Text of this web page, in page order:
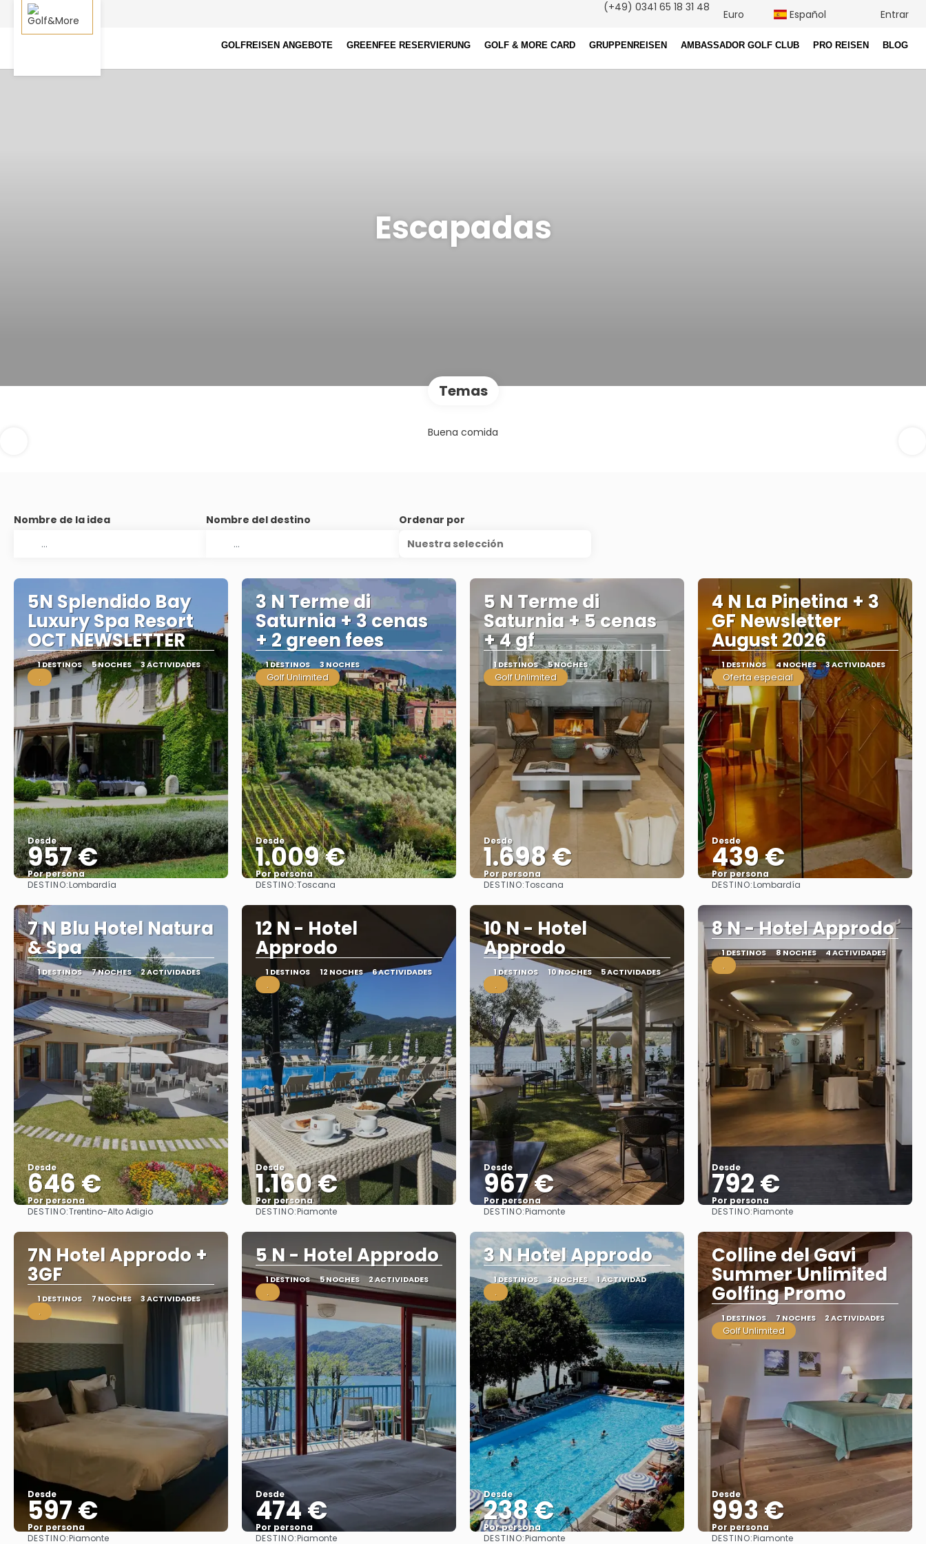
GOLFREISEN ANGEBOTE GREENFEE RESERVIERUNG GOLF & MORE CARD GRUPPENREISEN AMBASSADOR GOLF CLUB PRO REISEN BLOG
(+49) 0341 65 18 31 48
Euro Español Entrar
Escapadas
Temas
Buena comida
Nombre de la idea Nombre del destino
Ordenar por
Nuestra selección
5N Splendido Bay
Luxury Spa Resort
OCT NEWSLETTER
1 DESTINOS 5 NOCHES 3 ACTIVIDADES
.
Desde
957 €
Por persona
Ver
DESTINO:Lombardía
3 N Terme di
Saturnia + 3 cenas
+ 2 green fees
1 DESTINOS 3 NOCHES
Golf Unlimited
Desde
1.009 €
Por persona
DESTINO:Toscana
5 N Terme di
Saturnia + 5 cenas
+ 4 gf
1 DESTINOS 5 NOCHES
Golf Unlimited
Desde
1.698 €
Por persona
DESTINO:Toscana
4 N La Pinetina + 3
GF Newsletter
August 2026
1 DESTINOS 4 NOCHES 3 ACTIVIDADES
Oferta especial
Desde
439 €
Por persona
Ver
DESTINO:Lombardía
7 N Blu Hotel Natura
& Spa
1 DESTINOS 7 NOCHES 2 ACTIVIDADES
Desde
646 €
Por persona
Ver
DESTINO:Trentino-Alto Adigio
12 N - Hotel
Approdo
1 DESTINOS 12 NOCHES 6 ACTIVIDADES
.
Desde
1.160 €
Por persona
DESTINO:Piamonte
10 N - Hotel
Approdo
1 DESTINOS 10 NOCHES 5 ACTIVIDADES
.
Desde
967 €
Por persona
DESTINO:Piamonte
8 N - Hotel Approdo
1 DESTINOS 8 NOCHES 4 ACTIVIDADES
.
Desde
792 €
Por persona
DESTINO:Piamonte
7N Hotel Approdo +
3GF
1 DESTINOS 7 NOCHES 3 ACTIVIDADES
.
Desde
597 €
Por persona
DESTINO:Piamonte
5 N - Hotel Approdo
1 DESTINOS 5 NOCHES 2 ACTIVIDADES
.
Desde
474 €
Por persona
DESTINO:Piamonte
3 N Hotel Approdo
1 DESTINOS 3 NOCHES 1 ACTIVIDAD
.
Desde
238 €
Por persona
DESTINO:Piamonte
Colline del Gavi
Summer Unlimited
Golfing Promo
1 DESTINOS 7 NOCHES 2 ACTIVIDADES
Golf Unlimited
Desde
993 €
Por persona
DESTINO:Piamonte